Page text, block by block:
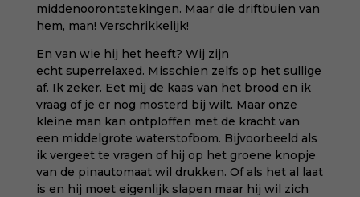
middenoorontstekingen. Maar die driftbuien van
hem, man! Verschrikkelijk!
En van wie hij het heeft? Wij zijn
echt superrelaxed. Misschien zelfs op het sullige
af. Ik zeker. Eet mij de kaas van het brood en ik
vraag of je er nog mosterd bij wilt. Maar onze
kleine man kan ontploffen met de kracht van
een middelgrote waterstofbom. Bijvoorbeeld als
ik vergeet te vragen of hij op het groene knopje
van de pinautomaat wil drukken. Of als het al laat
is en hij moet eigenlijk slapen maar hij wil zich